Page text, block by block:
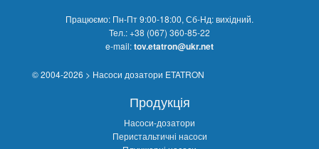
Працюємо: Пн-Пт 9:00-18:00, Сб-Нд: вихідний.
Тел.:+38 (067) 360-85-22
e-mail:tov.etatron@ukr.net
© 2004-2026 > Насоси дозатори ETATRON
Продукція
Насоси-дозатори
Перистальтичні насоси